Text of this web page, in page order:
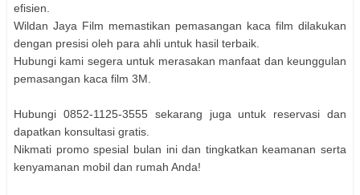
efisien.
Wildan Jaya Film memastikan pemasangan kaca film dilakukan
dengan presisi oleh para ahli untuk hasil terbaik.
Hubungi kami segera untuk merasakan manfaat dan keunggulan
pemasangan kaca film 3M.
Hubungi 0852-1125-3555 sekarang juga untuk reservasi dan
dapatkan konsultasi gratis.
Nikmati promo spesial bulan ini dan tingkatkan keamanan serta
kenyamanan mobil dan rumah Anda!